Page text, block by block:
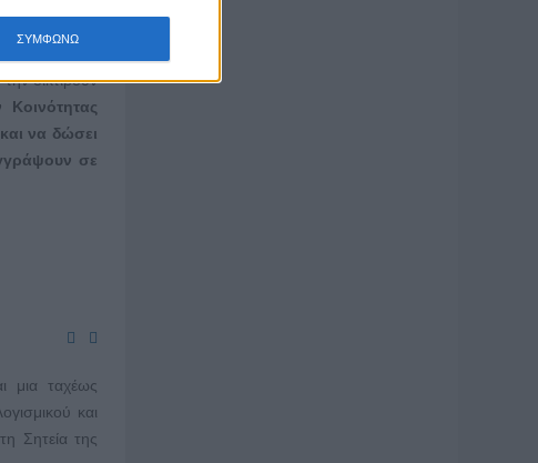
ΣΥΜΦΩΝΩ
οικτίρουν
να δώσει
σε
μια ταχέως
και
Σητεία της